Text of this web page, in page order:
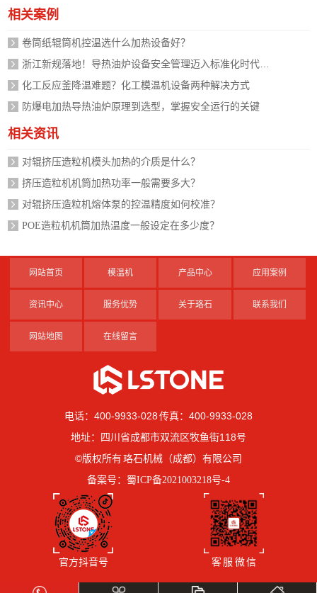
相关案例
卷筒纸辊筒机控温选什么加热设备好？
化工反应釜降温难题？化工模温机设备两种解决方式
防爆电加热导热油炉原理到选型，掌握安全运行的关键
相关资讯
对辊挤压造粒机模头加热的介质是什么？
挤压造粒机机筒加热功率一般需要多大？
对辊挤压造粒机熔体泵的控温精度如何校准？
POE造粒机机筒加热温度一般设定在多少度？
网站首页 模温机 产品中心 应用案例
资讯中心 服务优势 关于珞石 联系我们
网站地图 在线留言
电话：400-9933-028 传真：400-9933-028
地址：四川省成都市双流区牧鱼街118号
©版权所有 珞石机械（成都）有限公司
备案号： 蜀ICP备2021003218号-4
官方抖音号 客 服 微 信